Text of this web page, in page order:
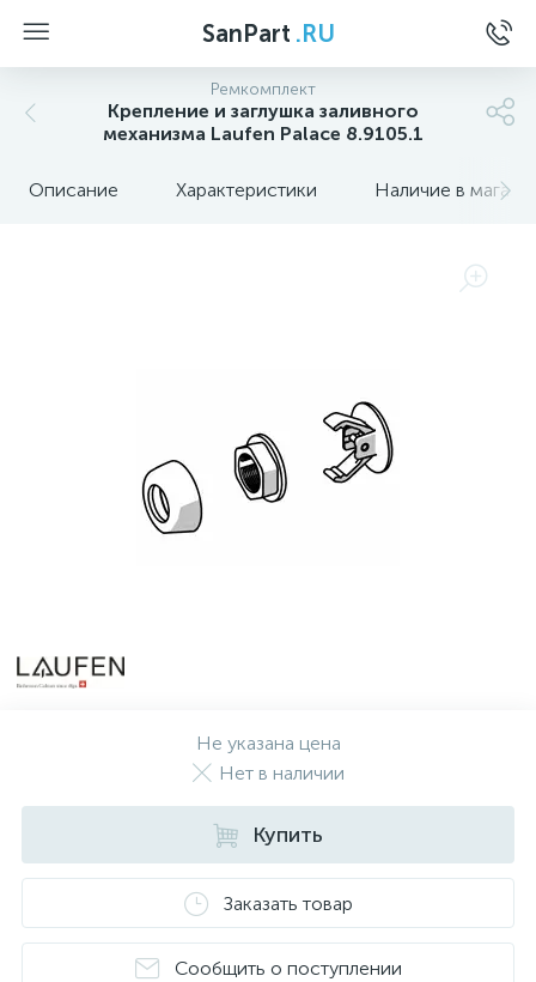
SanPart .RU
Ремкомплект
Крепление и заглушка заливного
механизма Laufen Palace 8.9105.1
Описание Характеристики Наличие в
Не указана цена
Нет в наличии
Купить
Заказать товар
Сообщить о поступлении